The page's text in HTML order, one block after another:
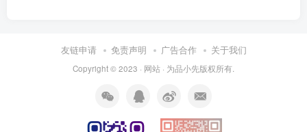
友链申请 免责声明 广告合作 关于我们
Copyright © 2023 · 网站 · 为品小先版权所有.